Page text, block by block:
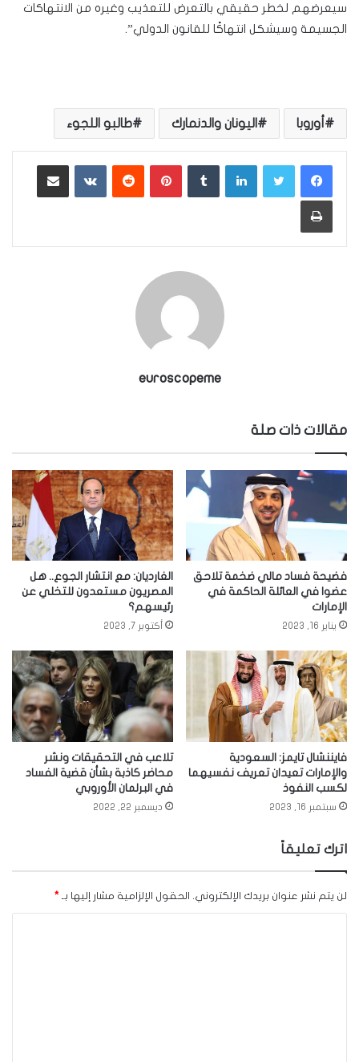
سيعرضهم لخطر حقيقي بالتعرض للتعذيب وغيره من الانتهاكات
الجسيمة وسيشكل انتهاكًا للقانون الدولي”.
أوروبا اليونان والدنمارك طالبو اللجوء
لينكدإن بينتيريست مشاركة عبر البريد
طباعة
euroscopeme
مقالات ذات صلة
فضيحة فساد مالي ضخمة تلاحق
عضوا في العائلة الحاكمة في
الإمارات
يناير 16, 2023
الغارديان: مع انتشار الجوع.. هل
المصريون مستعدون للتخلي عن
رئيسهم؟
أكتوبر 7, 2023
فايننشال تايمز: السعودية
والإمارات تعيدان تعريف نفسيهما
لكسب النفوذ
سبتمبر 16, 2023
تلاعب في التحقيقات ونشر
محاضر كاذبة بشأن قضية الفساد
في البرلمان الأوروبي
ديسمبر 22, 2022
اترك تعليقاً
لن يتم نشر عنوان بريدك الإلكتروني. الحقول الإلزامية مشار إليها بـ *